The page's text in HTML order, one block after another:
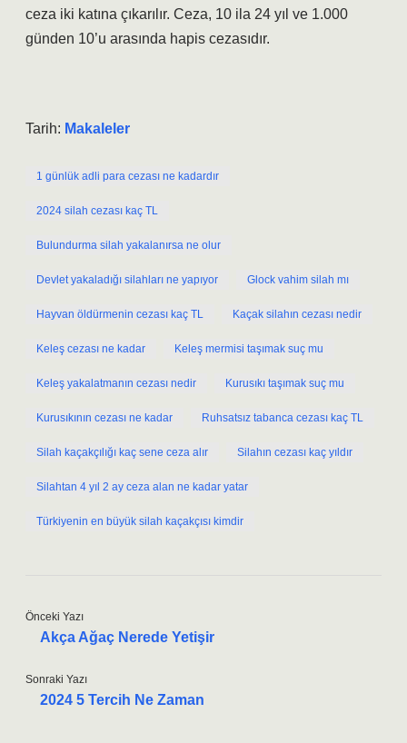
ceza iki katına çıkarılır. Ceza, 10 ila 24 yıl ve 1.000
günden 10’u arasında hapis cezasıdır.
Tarih: Makaleler
1 günlük adli para cezası ne kadardır
2024 silah cezası kaç TL
Bulundurma silah yakalanırsa ne olur
Devlet yakaladığı silahları ne yapıyor Glock vahim silah mı
Hayvan öldürmenin cezası kaç TL Kaçak silahın cezası nedir
Keleş cezası ne kadar Keleş mermisi taşımak suç mu
Keleş yakalatmanın cezası nedir Kurusıkı taşımak suç mu
Kurusıkının cezası ne kadar Ruhsatsız tabanca cezası kaç TL
Silah kaçakçılığı kaç sene ceza alır Silahın cezası kaç yıldır
Silahtan 4 yıl 2 ay ceza alan ne kadar yatar
Türkiyenin en büyük silah kaçakçısı kimdir
Önceki Yazı
Akça Ağaç Nerede Yetişir
Sonraki Yazı
2024 5 Tercih Ne Zaman